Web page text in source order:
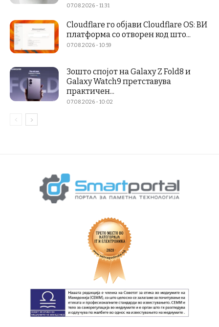
07.08.2026 - 11:31
Cloudflare го објави Cloudflare OS: ВИ
платформа со отворен код што...
07.08.2026 - 10:59
Зошто спојот на Galaxy Z Fold8 и
Galaxy Watch9 претставува
практичен...
07.08.2026 - 10:02